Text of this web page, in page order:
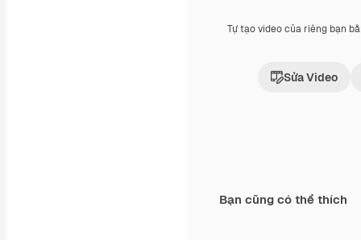
Tự tạo video của riêng bạn
Sửa Video
Bạn cũng có thể thích